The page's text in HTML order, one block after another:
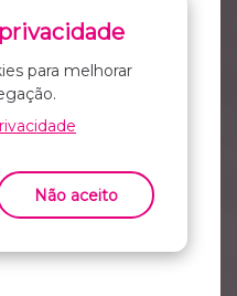
muitos campos,
a economia e
quantidade
em todo o
para as
entenderem
dados para obter
para melhorar
Não aceito